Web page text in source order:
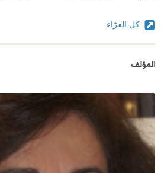
كل القرّاء
المؤلف